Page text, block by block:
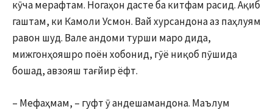
кӯча мерафтам. Ногаҳон дасте ба китфам расид. Ақиб
гаштам, ки Камоли Усмон. Вай хурсандона аз паҳлуям
равон шуд. Вале андоми турши маро дида,
мижгонҳояшро поён хобонид, гӯё ниқоб пӯшида
бошад, авзояш тағйир ёфт.
– Мефаҳмам, – гуфт ӯ андешамандона. Маълум